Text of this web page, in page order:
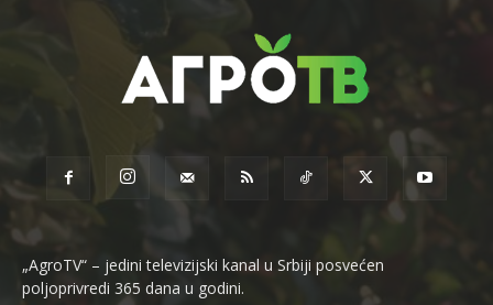
„AgroTV“ – jedini televizijski kanal u Srbiji posvećen
poljoprivredi 365 dana u godini.